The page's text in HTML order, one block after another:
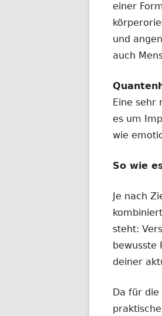
einer
und
auch
Eine sehr
es um
wie
So wie
Je nach
steht:
bewusste
deiner
Da für die
praktische